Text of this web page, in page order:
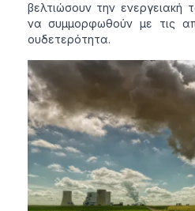
βελτιώσουν την ενεργειακή
να συμμορφωθούν με τις
ουδετερότητα.